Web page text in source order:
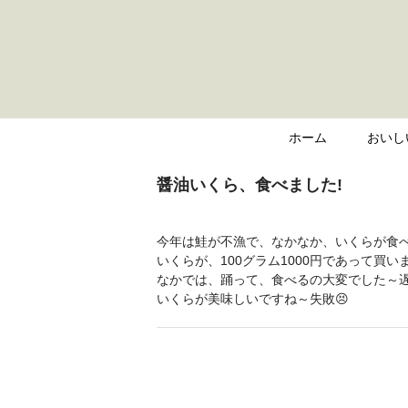
ホーム おい
醤油いくら、食べました!
今年は鮭が不漁で、なかなか、いくらが食
いくらが、100グラム1000円であって買い
なかでは、踊って、食べるの大変でした～
いくらが美味しいですね～失敗😣